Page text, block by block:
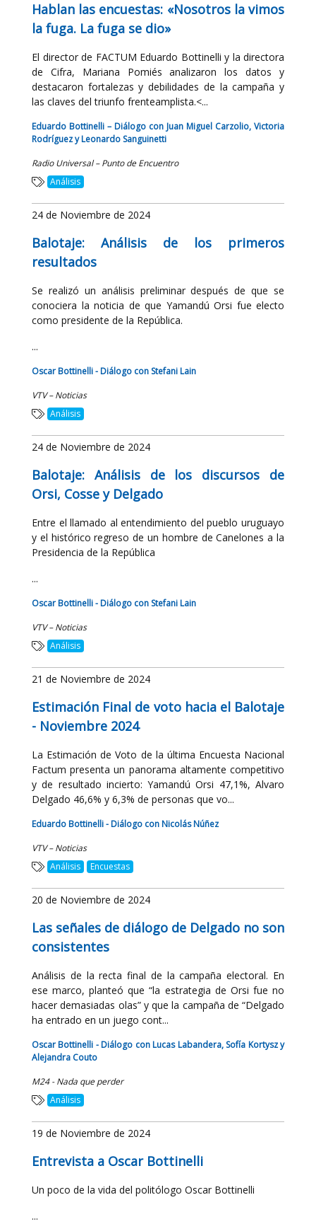
Hablan las encuestas: «Nosotros la vimos
la fuga. La fuga se dio»
El director de FACTUM Eduardo Bottinelli y la directora
de Cifra, Mariana Pomiés analizaron los datos y
destacaron fortalezas y debilidades de la campaña y
las claves del triunfo frenteamplista.<...
Eduardo Bottinelli – Diálogo con Juan Miguel Carzolio, Victoria
Rodríguez y Leonardo Sanguinetti
Radio Universal – Punto de Encuentro
Análisis
24 de Noviembre de 2024
Balotaje: Análisis de los primeros
resultados
Se realizó un análisis preliminar después de que se
conociera la noticia de que Yamandú Orsi fue electo
como presidente de la República.
...
Oscar Bottinelli - Diálogo con Stefani Lain
VTV – Noticias
Análisis
24 de Noviembre de 2024
Balotaje: Análisis de los discursos de
Orsi, Cosse y Delgado
Entre el llamado al entendimiento del pueblo uruguayo
y el histórico regreso de un hombre de Canelones a la
Presidencia de la República
...
Oscar Bottinelli - Diálogo con Stefani Lain
VTV – Noticias
Análisis
21 de Noviembre de 2024
Estimación Final de voto hacia el Balotaje
- Noviembre 2024
La Estimación de Voto de la última Encuesta Nacional
Factum presenta un panorama altamente competitivo
y de resultado incierto: Yamandú Orsi 47,1%, Alvaro
Delgado 46,6% y 6,3% de personas que vo...
Eduardo Bottinelli - Diálogo con Nicolás Núñez
VTV – Noticias
Análisis
Encuestas
20 de Noviembre de 2024
Las señales de diálogo de Delgado no son
consistentes
Análisis de la recta final de la campaña electoral. En
ese marco, planteó que “la estrategia de Orsi fue no
hacer demasiadas olas” y que la campaña de “Delgado
ha entrado en un juego cont...
Oscar Bottinelli - Diálogo con Lucas Labandera, Sofía Kortysz y
Alejandra Couto
M24 - Nada que perder
Análisis
19 de Noviembre de 2024
Entrevista a Oscar Bottinelli
Un poco de la vida del politólogo Oscar Bottinelli
...